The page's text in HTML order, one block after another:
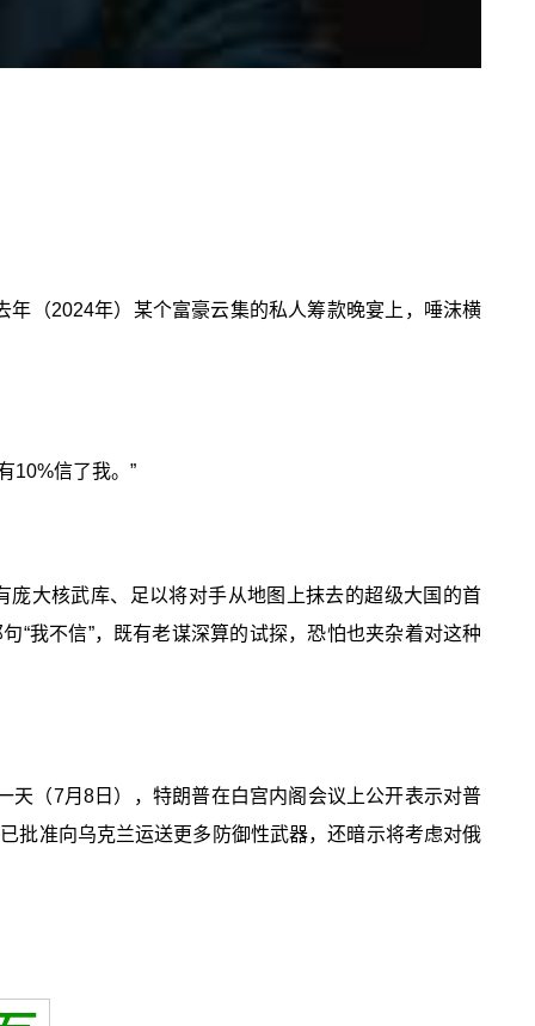
年（2024年）某个富豪云集的私人筹款晚宴上，唾沫横
10%信了我。”
大核武库、足以将对手从地图上抹去的超级大国的首
“我不信”，既有老谋深算的试探，恐怕也夹杂着对这种
天（7月8日），特朗普在白宫内阁会议上公开表示对普
批准向乌克兰运送更多防御性武器，还暗示将考虑对俄